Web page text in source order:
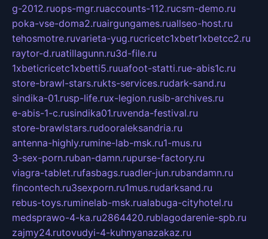
g-2012.ruops-mgr.ruaccounts-112.rucsm-demo.ru
poka-vse-doma2.ruairgungames.ruallseo-host.ru
tehosmotre.ruvarieta-yug.rucricetc1xbetr1xbetcc2.ru
raytor-d.ruatillagunn.ru3d-file.ru
1xbeticricetc1xbetti5.ruuafoot-statti.rue-abis1c.ru
store-brawl-stars.rukts-services.rudark-sand.ru
sindika-01.rusp-life.rux-legion.rusib-archives.ru
e-abis-1-c.rusindika01.ruvenda-festival.ru
store-brawlstars.rudooraleksandria.ru
antenna-highly.rumine-lab-msk.ru1-mus.ru
3-sex-porn.ruban-damn.rupurse-factory.ru
viagra-tablet.rufasbags.ruadler-jun.rubandamn.ru
fincontech.ru3sexporn.ru1mus.rudarksand.ru
rebus-toys.ruminelab-msk.rualabuga-cityhotel.ru
medsprawo-4-ka.ru2864420.rublagodarenie-spb.ru
zajmy24.rutovudyi-4-kuhnyanazakaz.ru